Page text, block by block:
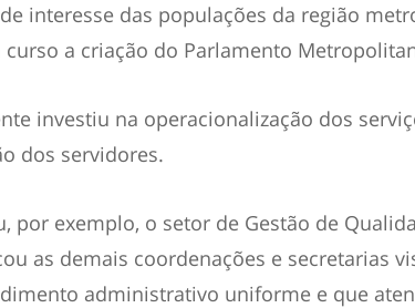
interesse das populações da região
curso a criação do Parlamento
investiu na operacionalização dos
dos servidores.
por exemplo, o setor de Gestão de
as demais coordenações e secretarias
administrativo uniforme e que